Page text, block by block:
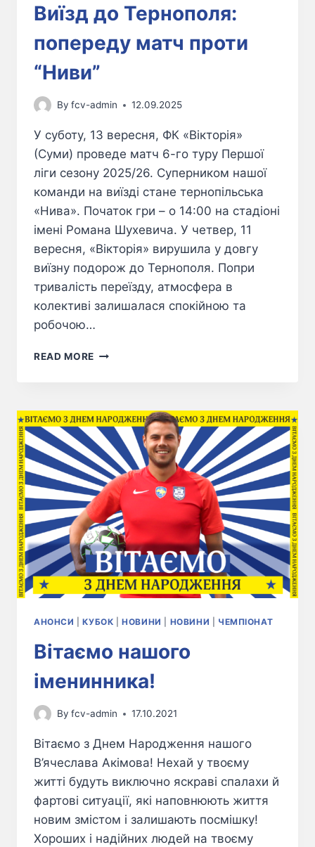
Виїзд до Тернополя:
попереду матч проти
“Ниви”
By fcv-admin 12.09.2025
У суботу, 13 вересня, ФК «Вікторія»
(Суми) проведе матч 6-го туру Першої
ліги сезону 2025/26. Суперником нашої
команди на виїзді стане тернопільська
«Нива». Початок гри – о 14:00 на стадіоні
імені Романа Шухевича. У четвер, 11
вересня, «Вікторія» вирушила у довгу
виїзну подорож до Тернополя. Попри
тривалість переїзду, атмосфера в
колективі залишалася спокійною та
робочою…
READ MORE
АНОНСИ |КУБОК |НОВИНИ НОВИНИ ЧЕМПІОНАТ
Вітаємо нашого
іменинника!
By fcv-admin 17.10.2021
Вітаємо з Днем Народження нашого
В’ячеслава Акімова! Нехай у твоєму
житті будуть виключно яскраві спалахи й
фартові ситуації, які наповнюють життя
новим змістом і залишають посмішку!
Хороших і надійних людей на твоєму